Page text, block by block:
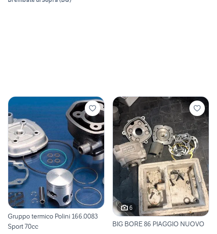
Gruppo termico Polini 166.0083
Sport 70cc
6
BIG BORE 86 PIAGGIO NUOVO